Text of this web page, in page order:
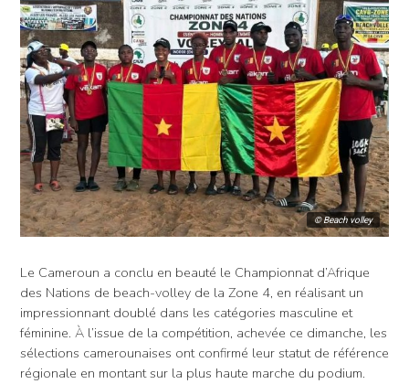
© Beach volley
Le Cameroun a conclu en beauté le Championnat d’Afrique
des Nations de beach-volley de la Zone 4, en réalisant un
impressionnant doublé dans les catégories masculine et
féminine. À l’issue de la compétition, achevée ce dimanche, les
sélections camerounaises ont confirmé leur statut de référence
régionale en montant sur la plus haute marche du podium.